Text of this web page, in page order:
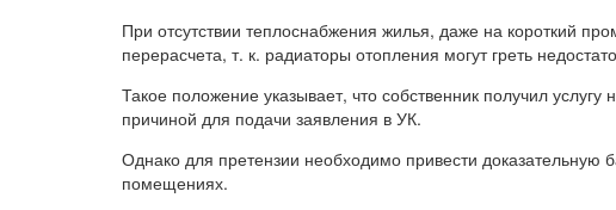
При отсутствии теплоснабжения жилья, даже на короткий
перерасчета, т. к. радиаторы отопления могут греть
Такое положение указывает, что собственник получил услугу
причиной для подачи заявления в УК.
Однако для претензии необходимо привести доказательную
помещениях.